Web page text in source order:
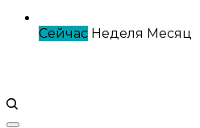
Сейчас Неделя Месяц